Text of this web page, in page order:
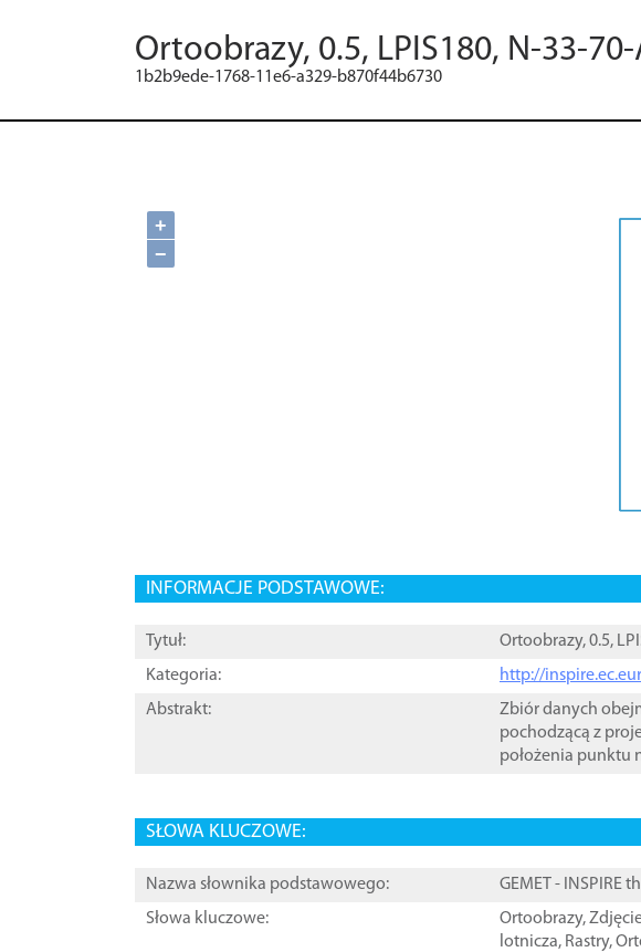
Ortoobrazy, 0.5, LPIS180, N-33-
1b2b9ede-1768-11e6-a329-b870f44b6730
+
−
INFORMACJE PODSTAWOWE:
Tytuł:
Ortoobrazy, 0.5,
Kategoria:
http://
Abstrakt:
Zbiór danych
pochodzącą z
położenia punktu
SŁOWA KLUCZOWE:
Nazwa słownika podstawowego:
GEMET - INSPIRE
Słowa kluczowe:
Ortoobrazy,
lotnicza, Rastry,